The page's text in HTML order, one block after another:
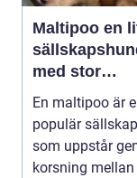
Maltipoo en liten
med stor
personlighet
En maltipoo är
populär
som uppstår
korsning